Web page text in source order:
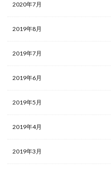
2020年7月
2019年8月
2019年7月
2019年6月
2019年5月
2019年4月
2019年3月